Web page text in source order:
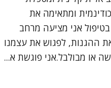
ומתאימה את
אני מציעה מרחב
ההגנות, לפגוש את עצמנו
או מבולבל.אני פוגשת א...